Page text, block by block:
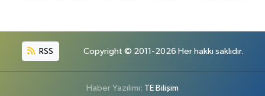
RSS Copyright © 2011-2026 Her hakkı saklıdır.
Haber Yazılımı: TE Bilişim